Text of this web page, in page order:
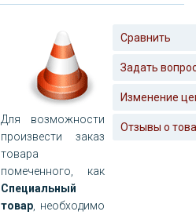
Для возможности
произвести заказ
товара
помеченного, как
Специальный
товар , необходимо
Сравнить
Задать
Изменение
Отзывы о